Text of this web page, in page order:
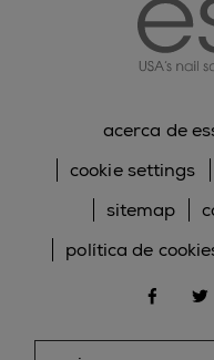
acerca de
cookie settings
sitemap
política de